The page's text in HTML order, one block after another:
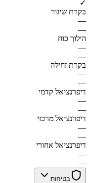
✓
בקרת שיגור
—
—
הילוך כוח
—
—
בקרת זחילה
—
—
דיפרנציאל קדמי
—
—
דיפרנציאל מרכזי
—
—
דיפרנציאל אחורי
—
—
בטיחות